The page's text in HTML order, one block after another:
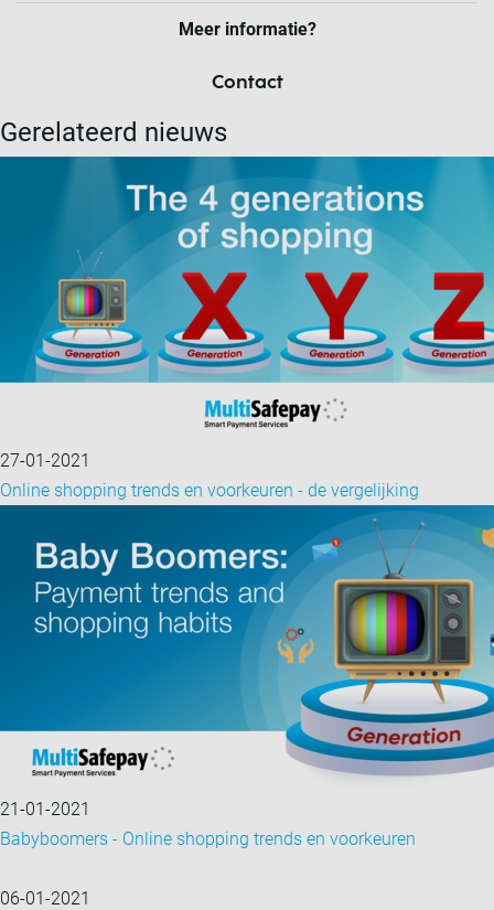
Meer informatie?
Contact
Gerelateerd nieuws
27-01-2021
Online shopping trends en voorkeuren - de vergelijking
21-01-2021
Babyboomers - Online shopping trends en voorkeuren
06-01-2021